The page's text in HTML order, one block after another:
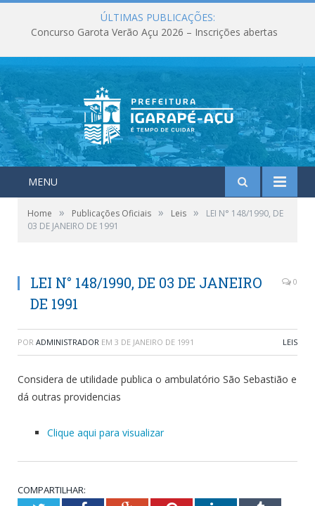
ÚLTIMAS PUBLICAÇÕES:
Concurso Garota Verão Açu 2026 – Inscrições abertas
MENU
Home » Publicações Oficiais » Leis »
LEI N° 148/1990, DE
03 DE JANEIRO DE 1991
LEI N° 148/1990, DE 03 DE JANEIRO
DE 1991
0
POR ADMINISTRADOR EM 3 DE JANEIRO DE 1991 LEIS
Considera de utilidade publica o ambulatório São Sebastião e
dá outras providencias
Clique aqui para visualizar
COMPARTILHAR: